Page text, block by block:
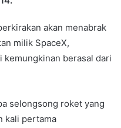
akan menabrak
milik SpaceX,
kemungkinan berasal dari
selongsong roket yang
kali pertama